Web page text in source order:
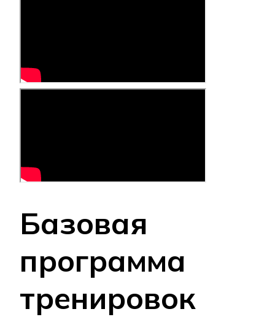
Базовая
программа
тренировок